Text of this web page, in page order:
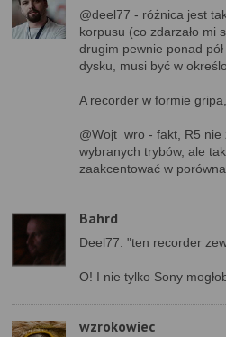
@deel77 - różnica jest
korpusu (co zdarzało mi
drugim pewnie ponad
dysku, musi być w
A recorder w formie
@Wojt_wro - fakt, R5
wybranych trybów, ale
zaakcentować w
Bahrd
Deel77: "ten recorder
O! I nie tylko Sony
wzrokowiec